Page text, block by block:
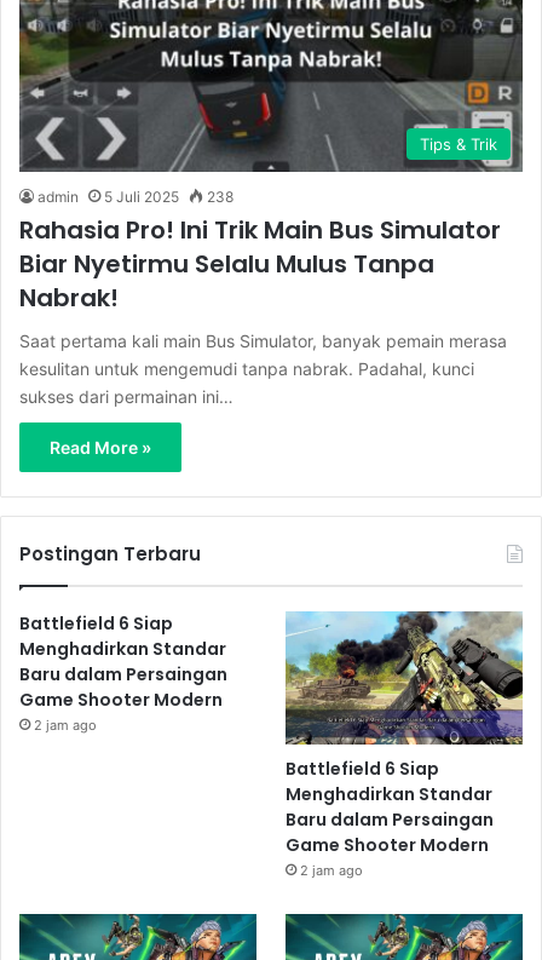
Tips & Trik
admin 5 Juli 2025 238
Rahasia Pro! Ini Trik Main Bus Simulator
Biar Nyetirmu Selalu Mulus Tanpa
Nabrak!
Saat pertama kali main Bus Simulator, banyak pemain merasa
kesulitan untuk mengemudi tanpa nabrak. Padahal, kunci
sukses dari permainan ini…
Read More »
Postingan Terbaru
Battlefield 6 Siap
Menghadirkan Standar
Baru dalam Persaingan
Game Shooter Modern
2 jam ago
Battlefield 6 Siap
Menghadirkan Standar
Baru dalam Persaingan
Game Shooter Modern
2 jam ago